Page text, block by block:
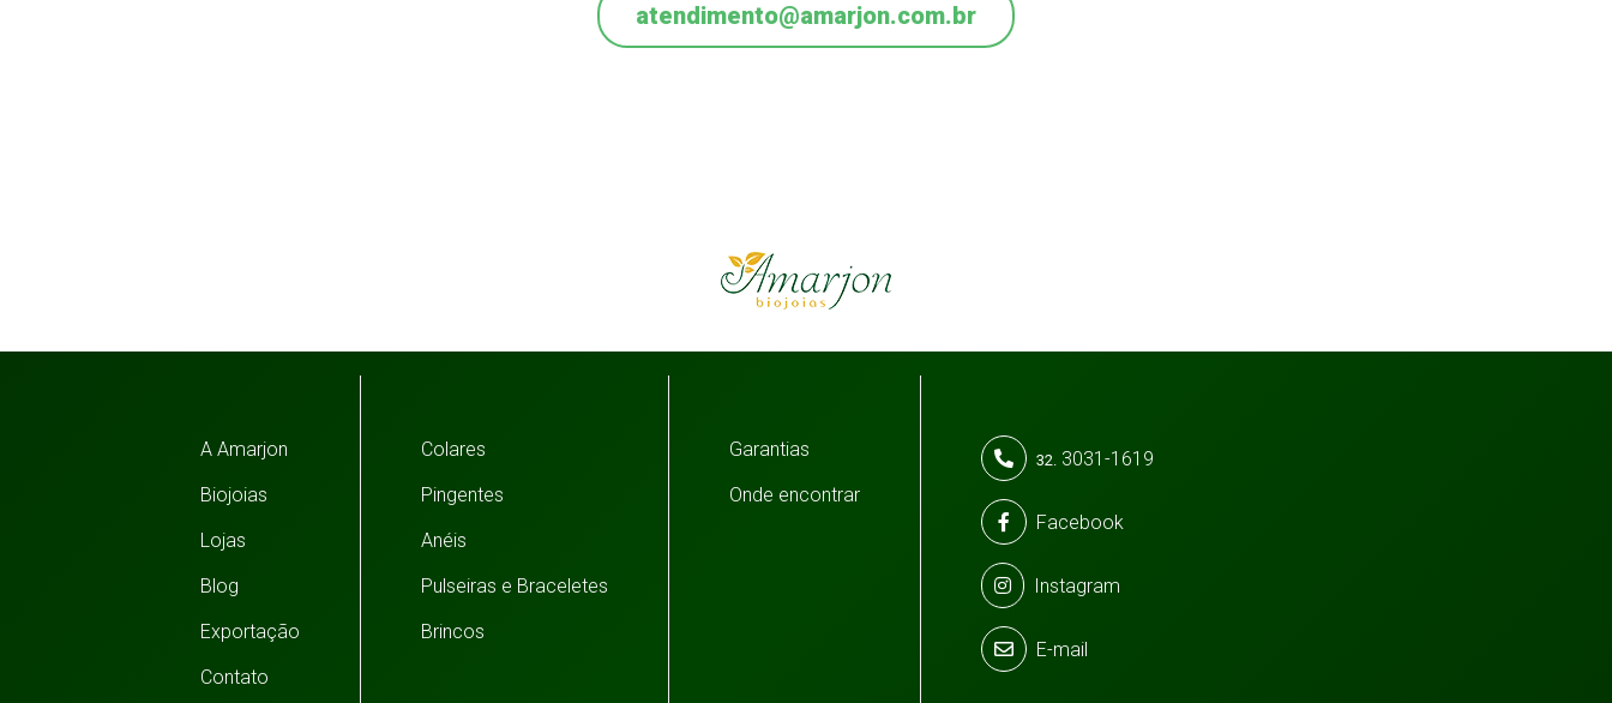
atendimento@amarjon.com.br
A Amarjon
Biojoias
Lojas
Blog
Exportação
Contato
Colares
Pingentes
Anéis
Pulseiras e Braceletes
Brincos
Garantias
Onde encontrar
32. 3031-1619
Facebook
Instagram
E-mail